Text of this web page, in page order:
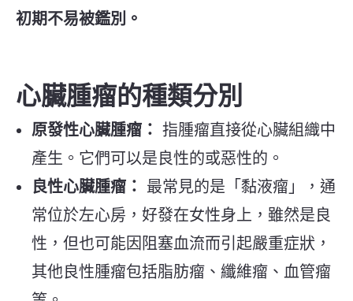
初期不易被鑑別。
心臟腫瘤的種類分別
原發性心臟腫瘤： 指腫瘤直接從心臟組織中
產生。它們可以是良性的或惡性的。
良性心臟腫瘤：
最常見的是「黏液瘤」，通
常位於左心房，好發在女性身上，雖然是良
性，但也可能因阻塞血流而引起嚴重症狀，
其他良性腫瘤包括脂肪瘤、纖維瘤、血管瘤